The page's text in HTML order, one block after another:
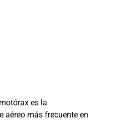
es la
aéreo más frecuente en